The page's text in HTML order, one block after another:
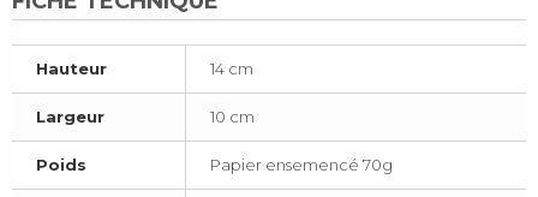
Hauteur 14 cm
Largeur 10 cm
Poids Papier ensemencé 70g